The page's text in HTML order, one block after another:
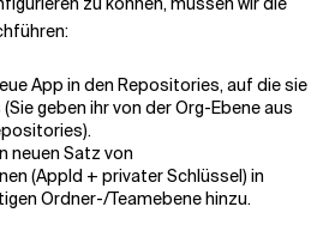
App in den Repositories, auf die sie
geben ihr von der Org-Ebene aus
neuen Satz von
(AppId + privater Schlüssel) in
Ordner-/Teamebene hinzu.